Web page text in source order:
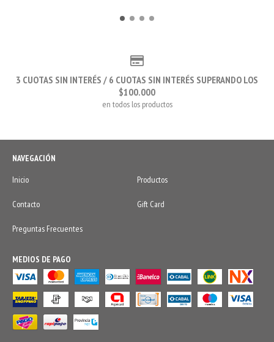
3 CUOTAS SIN INTERÉS / 6 CUOTAS SIN INTERÉS SUPERANDO LOS
$100.000
en todos los productos
NAVEGACIÓN
Inicio
Productos
Contacto Gift Card
Preguntas Frecuentes
MEDIOS DE PAGO